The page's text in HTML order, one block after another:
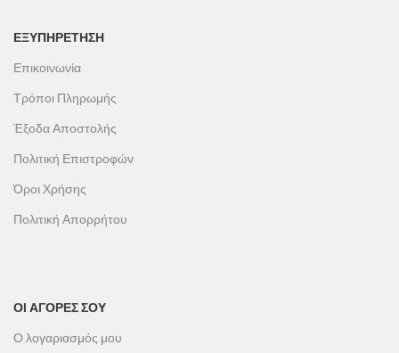
ΕΞΥΠΗΡΕΤΗΣΗ
Επικοινωνία
Τρόποι Πληρωμής
Έξοδα Αποστολής
Πολιτική Επιστροφών
Όροι Χρήσης
Πολιτική Απορρήτου
ΟΙ ΑΓΟΡΕΣ ΣΟΥ
Ο λογαριασμός μου